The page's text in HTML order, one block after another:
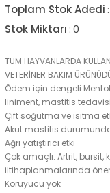
Toplam Stok Adedi :
Stok Miktarı : 0
TÜM HAYVANLARDA
VETERİNER BAKIM
Ödem için dengeli
liniment, mastitis tedavisi
Çift soğutma ve ısıtma
Akut mastitis
Ağrı yatıştırıcı etki
Çok amaçlı: Artrit, bursit,
iltihaplanmalarında
Koruyucu yok